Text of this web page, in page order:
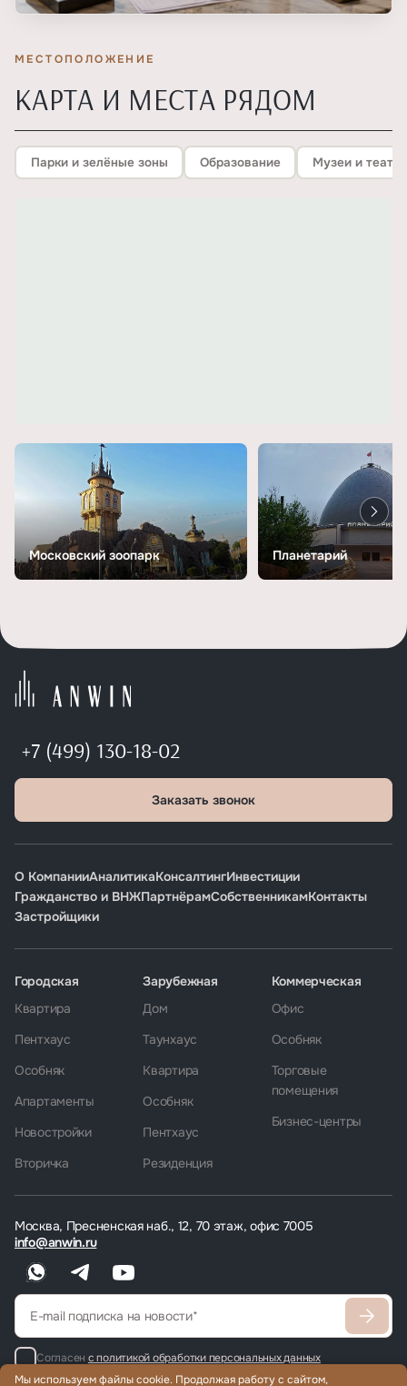
МЕСТОПОЛОЖЕНИЕ
КАРТА И МЕСТА РЯДОМ
Парки и зелёные зоны Образование Музеи и
Московский зоопарк Планетарий
+7 (499) 130-18-02
Заказать звонок
О КомпанииАналитикаКонсалтингИнвестиции
Гражданство и ВНЖПартнёрамСобственникамКонтакты
Застройщики
Москва, Пресненская наб., 12, 70 этаж, офис 7005
info@anwin.ru
Согласен с политикой обработки персональных данных
Городская
Квартира
Пентхаус
Особняк
Апартаменты
Новостройки
Вторичка
Зарубежная
Дом
Таунхаус
Квартира
Особняк
Пентхаус
Резиденция
Коммерческая
Офис
Особняк
Торговые
помещения
Бизнес-центры
Мы используем файлы cookie. Продолжая работу с сайтом,